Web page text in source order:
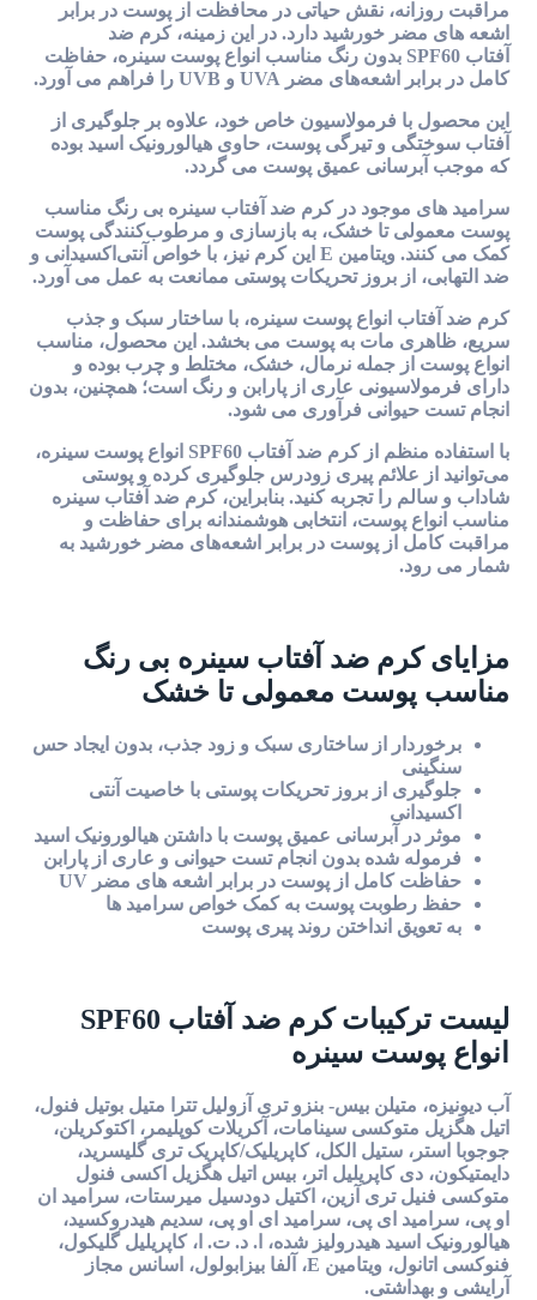
مراقبت روزانه، نقش حیاتی در محافظت از پوست در برابر
اشعه های مضر خورشید دارد. در این زمینه، کرم ضد
آفتاب SPF60 بدون رنگ مناسب انواع پوست سینره، حفاظت
کامل در برابر اشعه‌های مضر UVA و UVB را فراهم می آورد.
این محصول با فرمولاسیون خاص خود، علاوه بر جلوگیری از
آفتاب‌ سوختگی و تیرگی پوست، حاوی هیالورونیک اسید بوده
که موجب آبرسانی عمیق پوست می گردد.
سرامید های موجود در کرم ضد آفتاب سینره بی رنگ مناسب
پوست معمولی تا خشک، به بازسازی و مرطوب‌کنندگی پوست
کمک می کنند. ویتامین E این کرم نیز، با خواص آنتی‌اکسیدانی و
ضد التهابی، از بروز تحریکات پوستی ممانعت به عمل می آورد.
کرم ضد آفتاب انواع پوست سینره، با ساختار سبک و جذب
سریع، ظاهری مات به پوست می بخشد. این محصول، مناسب
انواع پوست از جمله نرمال، خشک، مختلط و چرب بوده و
دارای فرمولاسیونی عاری از پارابن و رنگ است؛ همچنین، بدون
انجام تست حیوانی فرآوری می شود.
با استفاده منظم از کرم ضد آفتاب SPF60 انواع پوست سینره،
می‌توانید از علائم پیری زودرس جلوگیری کرده و پوستی
شاداب و سالم را تجربه کنید. بنابراین، کرم ضد آفتاب سینره
مناسب انواع پوست، انتخابی هوشمندانه برای حفاظت و
مراقبت کامل از پوست در برابر اشعه‌های مضر خورشید به
شمار می رود.
مزایای کرم ضد آفتاب سینره بی رنگ
مناسب پوست معمولی تا خشک
برخوردار از ساختاری سبک و زود جذب، بدون ایجاد حس
سنگینی
جلوگیری از بروز تحریکات پوستی با خاصیت آنتی
اکسیدانی
موثر در آبرسانی عمیق پوست با داشتن هیالورونیک اسید
فرموله شده بدون انجام تست حیوانی و عاری از پارابن
حفاظت کامل از پوست در برابر اشعه های مضر UV
حفظ رطوبت پوست به کمک خواص سرامید ها
به تعویق انداختن روند پیری پوست
لیست ترکیبات کرم ضد آفتاب SPF60
انواع پوست سینره
آب دیونیزه، متیلن بیس- بنزو تری آزولیل تترا متیل بوتیل فنول،
اتیل هگزیل متوکسی سینامات، آکریلات کوپلیمر، اکتوکریلن،
جوجوبا استر، ستیل الکل، کاپریلیک/کاپریک تری گلیسرید،
دایمتیکون، دی کاپریلیل اتر، بیس اتیل هگزیل اکسی فنول
متوکسی فنیل تری آزین، اکتیل دودسیل میرستات، سرامید ان
او پی، سرامید ای پی، سرامید ای او پی، سدیم هیدروکسید،
هیالورونیک اسید هیدرولیز شده، ا. د. ت. ا، کاپریلیل گلیکول،
فنوکسی اتانول، ویتامین E، آلفا بیزابولول، اسانس مجاز
آرایشی و بهداشتی.